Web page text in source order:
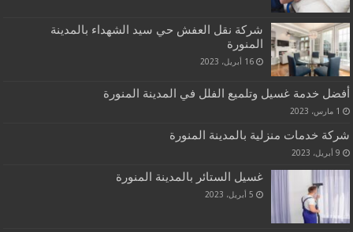
شركة نقل العفش حي سيد الشهداء بالمدينة
المنورة
16 أبريل، 2023
أفضل خدمة غسيل وتلميع الفلل في المدينة المنورة
1 مارس، 2023
شركة خدمات منزلية بالمدينة المنورة
9 أبريل، 2023
غسيل الستائر بالمدينة المنورة
5 أبريل، 2023